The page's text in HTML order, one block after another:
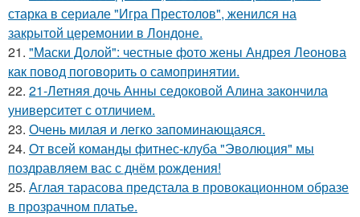
старка в сериале "Игра Престолов", женился на
закрытой церемонии в Лондоне.
21. "Маски Долой": честные фото жены Андрея Леонова
как повод поговорить о самопринятии.
22. 21-Летняя дочь Анны седоковой Алина закончила
университет с отличием.
23. Очень милая и легко запоминающаяся.
24. От всей команды фитнес-клуба "Эволюция" мы
поздравляем вас с днём рождения!
25. Аглая тарасова предстала в провокационном образе
в прозрачном платье.